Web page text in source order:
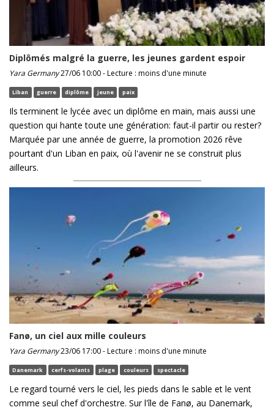
Diplômés malgré la guerre, les jeunes gardent espoir
Yara Germany27/06 10:00 - Lecture : moins d'une minute
Liban guerre diplôme jeune paix
Ils terminent le lycée avec un diplôme en main, mais aussi une
question qui hante toute une génération: faut-il partir ou rester?
Marquée par une année de guerre, la promotion 2026 rêve
pourtant d'un Liban en paix, où l'avenir ne se construit plus
ailleurs.
Fanø, un ciel aux mille couleurs
Yara Germany23/06 17:00 - Lecture : moins d'une minute
Danemark cerfs-volants plage couleurs spectacle
Le regard tourné vers le ciel, les pieds dans le sable et le vent
comme seul chef d'orchestre. Sur l'île de Fanø, au Danemark,